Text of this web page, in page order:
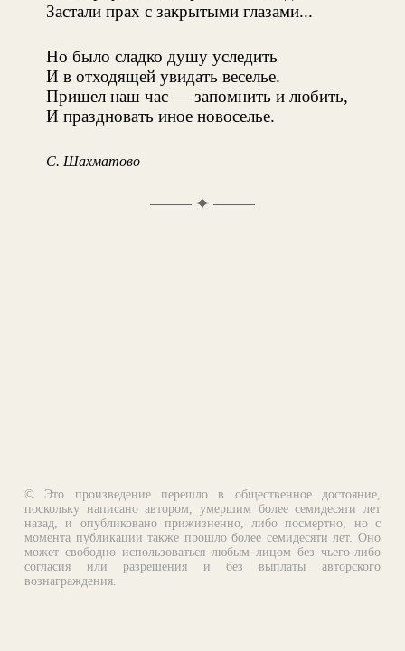
Застали прах с закрытыми глазами...
Но было сладко душу уследить
И в отходящей увидать веселье.
Пришел наш час — запомнить и любить,
И праздновать иное новоселье.
С. Шахматово
✦
© Это произведение перешло в общественное достояние,
поскольку написано автором, умершим более семидесяти лет
назад, и опубликовано прижизненно, либо посмертно, но с
момента публикации также прошло более семидесяти лет. Оно
может свободно использоваться любым лицом без чьего-либо
согласия или разрешения и без выплаты авторского
вознаграждения.